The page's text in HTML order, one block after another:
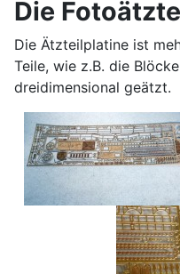
Die
Die Ätzteilplatine ist
Teile, wie z.B. die
dreidimensional geätzt.